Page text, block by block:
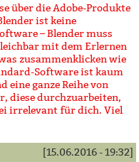
über die Adobe-Produkte
ist keine
– Blender muss
mit dem Erlernen
zusammenklicken wie
Software ist kaum
eine ganze Reihe von
diese durchzuarbeiten,
irrelevant für dich. Viel
[15.06.2016 - 19:32]